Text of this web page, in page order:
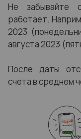
Не забывайте
работает.
2023
августа 2023
После даты
счета в среднем